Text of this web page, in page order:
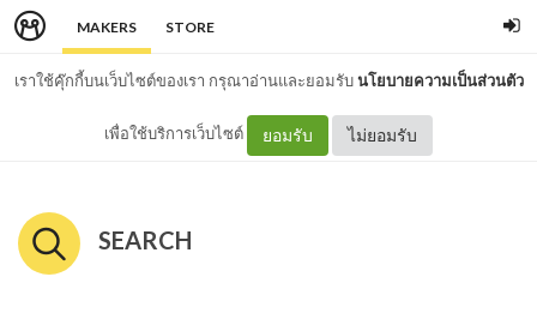
MAKERS STORE
เราใช้คุ๊กกี้บนเว็บไซต์ของเรา กรุณาอ่านและยอมรับนโยบายความเป็นส่วนตัว
เพื่อใช้บริการเว็บไซต์ ยอมรับ ไม่ยอมรับ
SEARCH